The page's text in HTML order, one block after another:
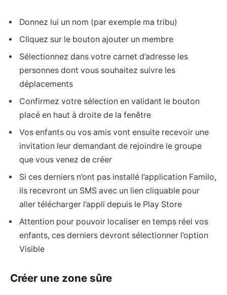
Donnez lui un nom (par exemple ma tribu)
Cliquez sur le bouton ajouter un membre
Sélectionnez dans votre carnet d’adresse les
personnes dont vous souhaitez suivre les
déplacements
Confirmez votre sélection en validant le bouton
placé en haut à droite de la fenêtre
Vos enfants ou vos amis vont ensuite recevoir une
invitation leur demandant de rejoindre le groupe
que vous venez de créer
Si ces derniers n’ont pas installé l’application Familo,
ils recevront un SMS avec un lien cliquable pour
aller télécharger l’appli depuis le Play Store
Attention pour pouvoir localiser en temps réel vos
enfants, ces derniers devront sélectionner l’option
Visible
Créer une zone sûre